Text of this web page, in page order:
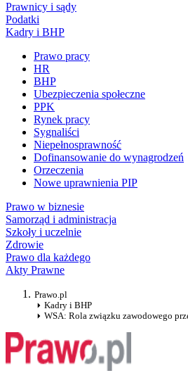
Prawnicy i sądy
Podatki
Kadry i BHP
Prawo pracy
HR
BHP
Ubezpieczenia społeczne
PPK
Rynek pracy
Sygnaliści
Niepełnosprawność
Dofinansowanie do wynagrodzeń
Orzeczenia
Nowe uprawnienia PIP
Prawo w biznesie
Samorząd i administracja
Szkoły i uczelnie
Zdrowie
Prawo dla każdego
Akty Prawne
Prawo.pl
Kadry i BHP
WSA: Rola związku zawodowego